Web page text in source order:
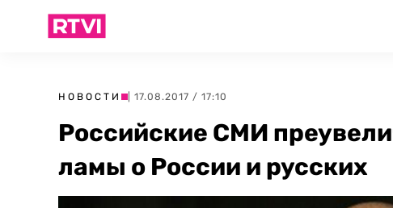
НОВОСТИ | 17.08.2017 / 17:10
Российские СМИ
ламы о России и русских